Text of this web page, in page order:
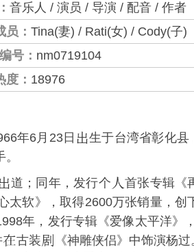
音乐人 / 演员 / 导演 / 配音 / 作者
员： Tina(妻) / Rati(女) / Cody(子)
号： nm0719104
度： 18976
年6月23日 生于台湾省彰化县
道；同年，发行个 首张专辑《
太软》，取得2600万张销量，创
年，发行专辑《爱像太平洋》
古装 《神雕侠侣》中饰演杨